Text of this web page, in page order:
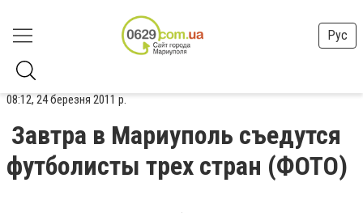
Рус
08:12, 24 березня 2011 р.
Завтра в Мариуполь съедутся
футболисты трех стран (ФОТО)